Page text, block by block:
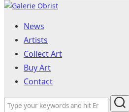
Skip
contentNews
Artists
Collect Art
Buy Art
Contact
Search